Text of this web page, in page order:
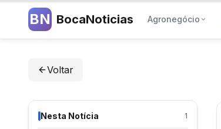
BN BocaNoticias Agronegócio
Voltar
Nesta Notícia 1